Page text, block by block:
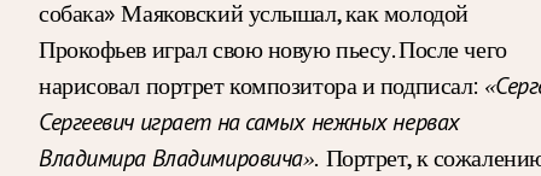
собака» Маяковский услышал, как молодой
Прокофьев играл свою новую пьесу. После чего
нарисовал портрет композитора и подписал:
Сергеевич играет на самых нежных нервах
Владимира Владимировича». Портрет, к